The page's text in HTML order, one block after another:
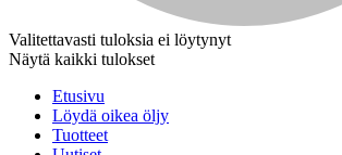
Valitettavasti tuloksia ei löytynyt
Näytä kaikki tulokset
Etusivu
Löydä oikea öljy
Tuotteet